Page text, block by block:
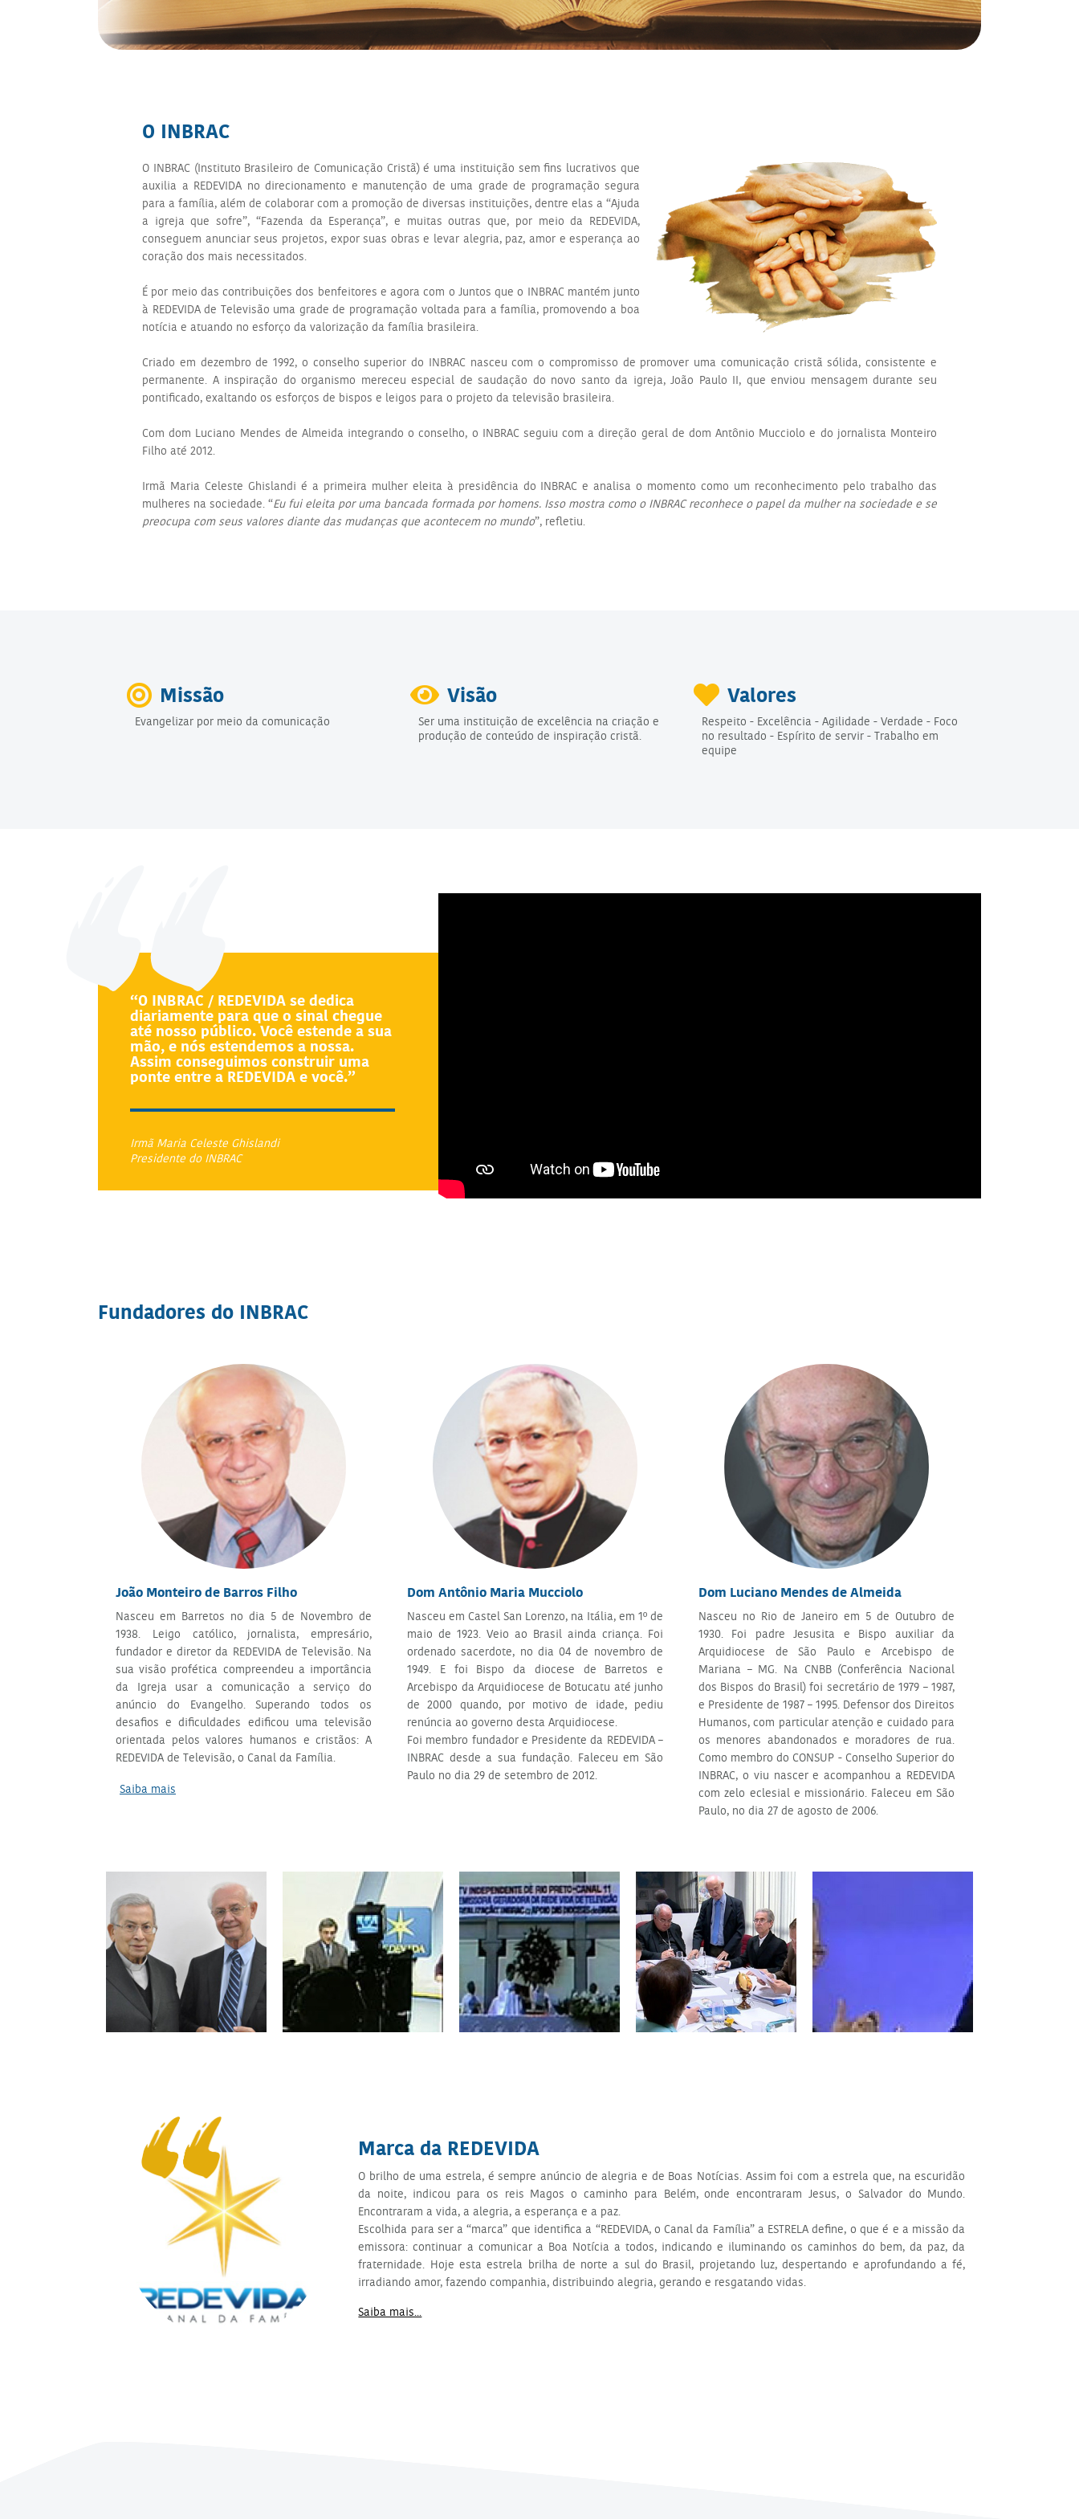
O INBRAC
O INBRAC (Instituto Brasileiro de Comunicação Cristã) é uma instituição sem fins lucrativos que
auxilia a REDEVIDA no direcionamento e manutenção de uma grade de programação segura
para a família, além de colaborar com a promoção de diversas instituições, dentre elas a “Ajuda
a igreja que sofre”, “Fazenda da Esperança”, e muitas outras que, por meio da REDEVIDA,
conseguem anunciar seus projetos, expor suas obras e levar alegria, paz, amor e esperança ao
coração dos mais necessitados.
É por meio das contribuições dos benfeitores e agora com o Juntos que o INBRAC mantém junto
à REDEVIDA de Televisão uma grade de programação voltada para a família, promovendo a boa
notícia e atuando no esforço da valorização da família brasileira.
Criado em dezembro de 1992, o conselho superior do INBRAC nasceu com o compromisso de promover uma comunicação cristã sólida, consistente e
permanente. A inspiração do organismo mereceu especial de saudação do novo santo da igreja, João Paulo II, que enviou mensagem durante seu
pontificado, exaltando os esforços de bispos e leigos para o projeto da televisão brasileira.
Com dom Luciano Mendes de Almeida integrando o conselho, o INBRAC seguiu com a direção geral de dom Antônio Mucciolo e do jornalista Monteiro
Filho até 2012.
Irmã Maria Celeste Ghislandi é a primeira mulher eleita à presidência do INBRAC e analisa o momento como um reconhecimento pelo trabalho das
mulheres na sociedade. “Eu fui eleita por uma bancada formada por homens. Isso mostra como o INBRAC reconhece o papel da mulher na sociedade e se
preocupa com seus valores diante das mudanças que acontecem no mundo”, refletiu.
Missão
Evangelizar por meio da comunicação
Visão
Ser uma instituição de excelência na criação e
produção de conteúdo de inspiração cristã.
Valores
Respeito - Excelência - Agilidade - Verdade - Foco
no resultado - Espírito de servir - Trabalho em
equipe
“O INBRAC / REDEVIDA se dedica
diariamente para que o sinal chegue
até nosso público. Você estende a sua
mão, e nós estendemos a nossa.
Assim conseguimos construir uma
ponte entre a REDEVIDA e você.”
Irmã Maria Celeste Ghislandi
Presidente do INBRAC
Fundadores do INBRAC
João Monteiro de Barros Filho
Nasceu em Barretos no dia 5 de Novembro de
1938. Leigo católico, jornalista, empresário,
fundador e diretor da REDEVIDA de Televisão. Na
sua visão profética compreendeu a importância
da Igreja usar a comunicação a serviço do
anúncio do Evangelho. Superando todos os
desafios e dificuldades edificou uma televisão
orientada pelos valores humanos e cristãos: A
REDEVIDA de Televisão, o Canal da Família.
Saiba mais
Dom Antônio Maria Mucciolo
Nasceu em Castel San Lorenzo, na Itália, em 1º de
maio de 1923. Veio ao Brasil ainda criança. Foi
ordenado sacerdote, no dia 04 de novembro de
1949. E foi Bispo da diocese de Barretos e
Arcebispo da Arquidiocese de Botucatu até junho
de 2000 quando, por motivo de idade, pediu
renúncia ao governo desta Arquidiocese.
Foi membro fundador e Presidente da REDEVIDA –
INBRAC desde a sua fundação. Faleceu em São
Paulo no dia 29 de setembro de 2012.
Dom Luciano Mendes de Almeida
Nasceu no Rio de Janeiro em 5 de Outubro de
1930. Foi padre Jesusita e Bispo auxiliar da
Arquidiocese de São Paulo e Arcebispo de
Mariana – MG. Na CNBB (Conferência Nacional
dos Bispos do Brasil) foi secretário de 1979 – 1987,
e Presidente de 1987 – 1995. Defensor dos Direitos
Humanos, com particular atenção e cuidado para
os menores abandonados e moradores de rua.
Como membro do CONSUP - Conselho Superior do
INBRAC, o viu nascer e acompanhou a REDEVIDA
com zelo eclesial e missionário. Faleceu em São
Paulo, no dia 27 de agosto de 2006.
Marca da REDEVIDA
O brilho de uma estrela, é sempre anúncio de alegria e de Boas Notícias. Assim foi com a estrela que, na escuridão
da noite, indicou para os reis Magos o caminho para Belém, onde encontraram Jesus, o Salvador do Mundo.
Encontraram a vida, a alegria, a esperança e a paz.
Escolhida para ser a “marca” que identifica a “REDEVIDA, o Canal da Família” a ESTRELA define, o que é e a missão da
emissora: continuar a comunicar a Boa Notícia a todos, indicando e iluminando os caminhos do bem, da paz, da
fraternidade. Hoje esta estrela brilha de norte a sul do Brasil, projetando luz, despertando e aprofundando a fé,
irradiando amor, fazendo companhia, distribuindo alegria, gerando e resgatando vidas.
Saiba mais...